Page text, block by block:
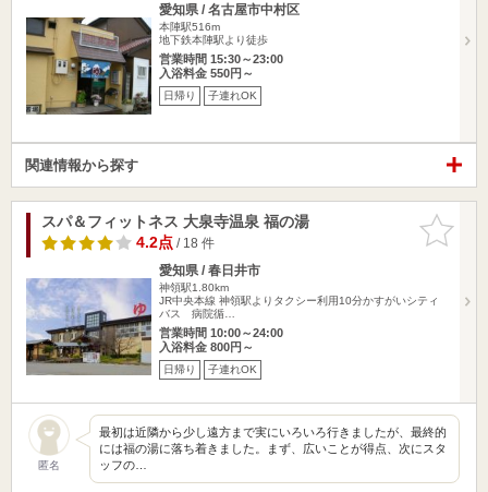
愛知県 / 名古屋市中村区
本陣駅516m
地下鉄本陣駅より徒歩
営業時間 15:30～23:00
入浴料金 550円～
日帰り 子連れOK
関連情報から探す
お気に入
りに追加
スパ＆フィットネス 大泉寺温泉 福の湯
4.2点/ 18 件
愛知県 / 春日井市
神領駅1.80km
JR中央本線 神領駅よりタクシー利用10分かすがいシティ
バス 病院循…
営業時間 10:00～24:00
入浴料金 800円～
日帰り 子連れOK
匿名
最初は近隣から少し遠方まで実にいろいろ行きましたが、最終的
には福の湯に落ち着きました。まず、広いことが得点、次にスタ
ッフの…